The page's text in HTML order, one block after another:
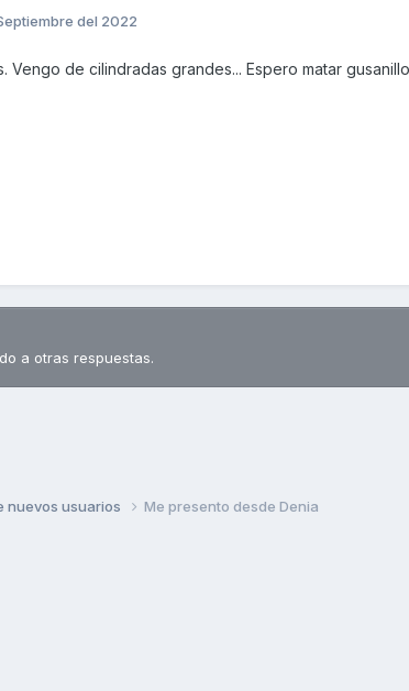
del 2022
Vengo de cilindradas grandes... Espero matar
a otras respuestas.
nuevos usuarios Me presento desde Denia